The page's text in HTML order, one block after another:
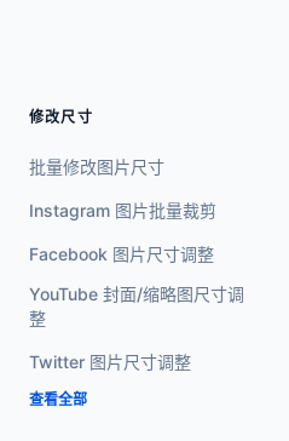
修改尺寸
批量修改图片尺寸
Instagram 图片批量裁剪
Facebook 图片尺寸调整
YouTube 封面/缩略图尺寸调
整
Twitter 图片尺寸调整
查看全部